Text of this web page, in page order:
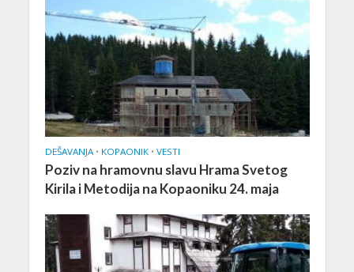
DEŠAVANJA • KOPAONIK • VESTI
Poziv na hramovnu slavu Hrama Svetog
Kirila i Metodija na Kopaoniku 24. maja